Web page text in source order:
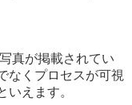
真が掲載されてい
なくプロセスが可視
いえます。